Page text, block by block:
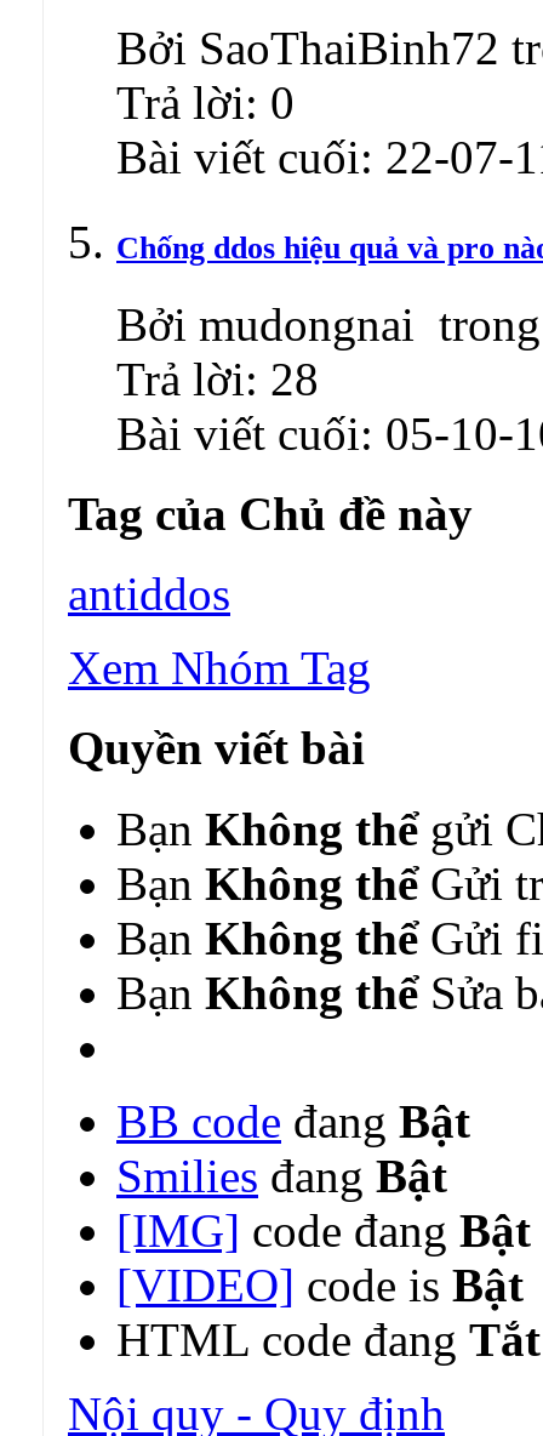
Bởi SaoThaiBinh72
Trả lời: 0
Bài viết cuối: 22-07-
Chống ddos hiệu quả và pro
Bởi mudongnai
Trả lời: 28
Bài viết cuối: 05-10-
Tag của Chủ đề này
antiddos
Xem Nhóm Tag
Quyền viết bài
Bạn Không thểgửi
Bạn Không thểGửi
Bạn Không thểGửi
Bạn Không thểSửa
BB code đang Bật
Smilies đang Bật
[IMG] code đang Bật
[VIDEO] code is Bật
HTML code đang Tắt
Nội quy - Quy định